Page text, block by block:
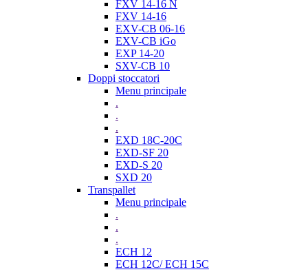
FXV 14-16 N
FXV 14-16
EXV-CB 06-16
EXV-CB iGo
EXP 14-20
SXV-CB 10
Doppi stoccatori
Menu principale
.
.
.
EXD 18C-20C
EXD-SF 20
EXD-S 20
SXD 20
Transpallet
Menu principale
.
.
.
ECH 12
ECH 12C/ ECH 15C